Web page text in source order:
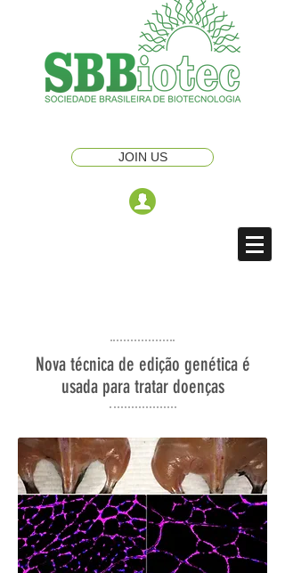
JOIN US
Nova técnica de edição genética é
usada para tratar doenças